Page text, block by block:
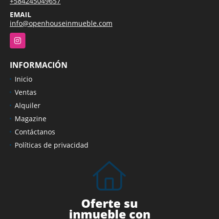
EMAIL
info@openhouseinmueble.com
Instagram
INFORMACIÓN
Inicio
Ventas
Alquiler
Magazine
Contáctanos
Políticas de privacidad
Oferte su
inmueble con